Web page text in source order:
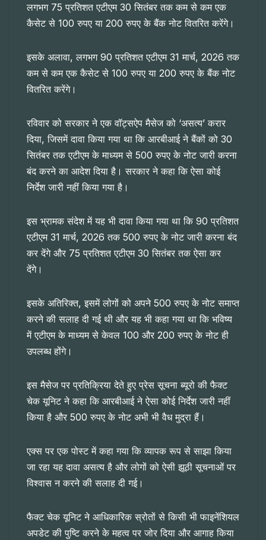
लगभग 75 प्रतिशत एटीएम 30 सितंबर तक कम से कम एक
कैसेट से 100 रुपए या 200 रुपए के बैंक नोट वितरित करेंगे।
इसके अलावा, लगभग 90 प्रतिशत एटीएम 31 मार्च, 2026 तक
कम से कम एक कैसेट से 100 रुपए या 200 रुपए के बैंक नोट
वितरित करेंगे।
रविवार को सरकार ने एक वॉट्सऐप मैसेज को ‘असत्य’ करार
दिया, जिसमें दावा किया गया था कि आरबीआई ने बैंकों को 30
सितंबर तक एटीएम के माध्यम से 500 रुपए के नोट जारी करना
बंद करने का आदेश दिया है। सरकार ने कहा कि ऐसा कोई
निर्देश जारी नहीं किया गया है।
इस भ्रामक संदेश में यह भी दावा किया गया था कि 90 प्रतिशत
एटीएम 31 मार्च, 2026 तक 500 रुपए के नोट जारी करना बंद
कर देंगे और 75 प्रतिशत एटीएम 30 सितंबर तक ऐसा कर
देंगे।
इसके अतिरिक्त, इसमें लोगों को अपने 500 रुपए के नोट समाप्त
करने की सलाह दी गई थी और यह भी कहा गया था कि भविष्य
में एटीएम के माध्यम से केवल 100 और 200 रुपए के नोट ही
उपलब्ध होंगे।
इस मैसेज पर प्रतिक्रिया देते हुए प्रेस सूचना ब्यूरो की फैक्ट
चेक यूनिट ने कहा कि आरबीआई ने ऐसा कोई निर्देश जारी नहीं
किया है और 500 रुपए के नोट अभी भी वैध मुद्रा हैं।
एक्स पर एक पोस्ट में कहा गया कि व्यापक रूप से साझा किया
जा रहा यह दावा असत्य है और लोगों को ऐसी झूठी सूचनाओं पर
विश्वास न करने की सलाह दी गई।
फैक्ट चेक यूनिट ने आधिकारिक स्रोतों से किसी भी फाइनेंशियल
अपडेट की पुष्टि करने के महत्व पर जोर दिया और आगाह किया